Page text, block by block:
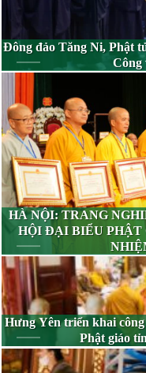
Đông đảo Tăng Ni, Phật
Công
HÀ NỘI: TRANG
HỘI ĐẠI BIỂU PHẬT
Hưng Yên triển khai
Phật giáo